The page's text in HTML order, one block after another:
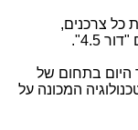
כל צרכנים,
4.5".
היום בתחום של
דור 4, כאשר הטכנולוגיה המכונה על